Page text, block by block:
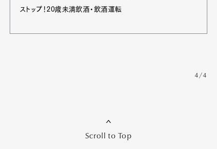
ストップ！20歳未満飲酒・飲酒運転
4/4
Scroll to Top